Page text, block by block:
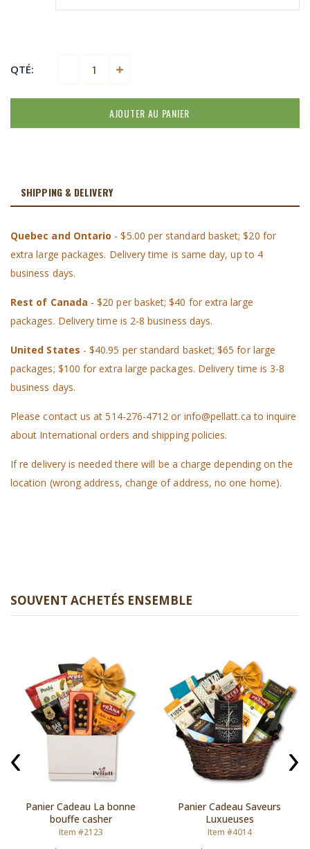
QTÉ:
AJOUTER AU PANIER
SHIPPING & DELIVERY
Quebec and Ontario - $5.00 per standard basket; $20 for
extra large packages. Delivery time is same day, up to 4
business days.
Rest of Canada - $20 per basket; $40 for extra large
packages. Delivery time is 2-8 business days.
United States - $40.95 per standard basket; $65 for large
packages; $100 for extra large packages. Delivery time is 3-8
business days.
Please contact us at 514-276-4712 or info@pellatt.ca to inquire
about International orders and shipping policies.
If re delivery is needed there will be a charge depending on the
location (wrong address, change of address, no one home).
SOUVENT ACHETÉS ENSEMBLE
Panier Cadeau La bonne
bouffe casher
Item #2123
Panier Cadeau Saveurs
Luxueuses
Item #4014